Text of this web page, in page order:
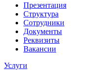
Презентация
Структура
Сотрудники
Документы
Реквизиты
Вакансии
Услуги